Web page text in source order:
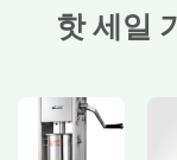
핫 세일